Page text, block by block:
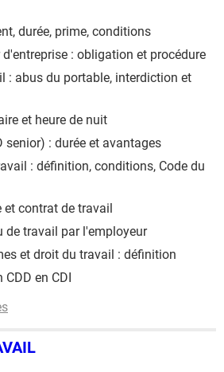
durée, prime, conditions
d'entreprise : obligation et procédure
: abus du portable, interdiction et
et heure de nuit
senior) : durée et avantages
: définition, conditions, Code du
contrat de travail
de travail par l'employeur
et droit du travail : définition
en CDI